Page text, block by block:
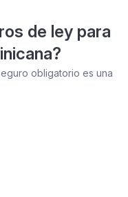
de ley para
obligatorio es una